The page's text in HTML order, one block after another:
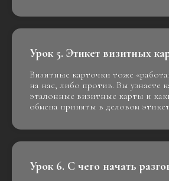
Урок 5. Этикет визитных
Визитные карточки тоже
на нас, либо против. Вы узнаете
эталонные визитные карты и
обмена приняты в деловом
Урок 6. С чего начать